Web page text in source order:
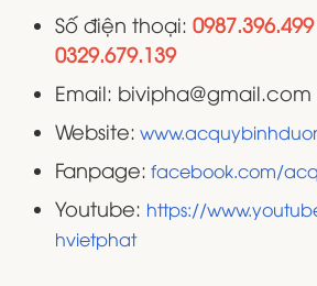
Số điện thoại:
0329.679.139
Email: bivipha@gmail.com
Website:
Fanpage: facebook.com/
Youtube: https://
hvietphat